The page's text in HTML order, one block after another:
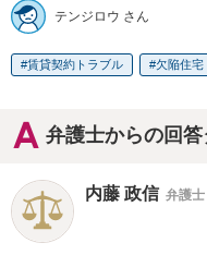
テンジロウ さん
賃貸契約トラブル 欠陥住宅
弁護士からの回
内藤 政信 弁護士